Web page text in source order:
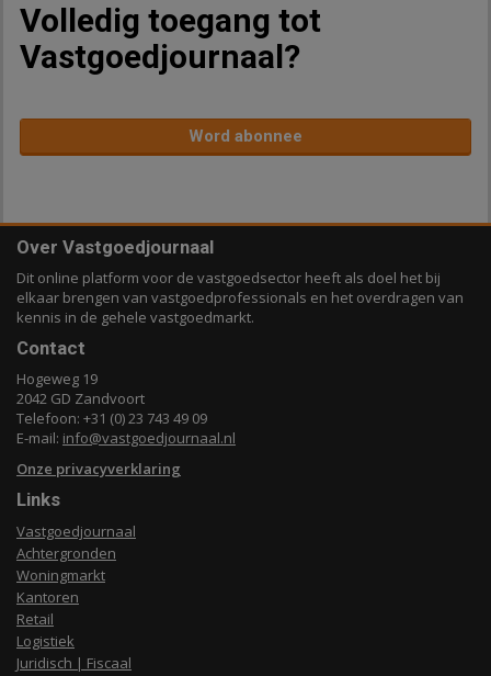
Volledig toegang tot
Vastgoedjournaal?
Word abonnee
Over Vastgoedjournaal
Dit online platform voor de vastgoedsector heeft als doel het bij
elkaar brengen van vastgoedprofessionals en het overdragen van
kennis in de gehele vastgoedmarkt.
Contact
Hogeweg 19
2042 GD Zandvoort
Telefoon: +31 (0) 23 743 49 09
E-mail: info@vastgoedjournaal.nl
Onze privacyverklaring
Links
Vastgoedjournaal
Achtergronden
Woningmarkt
Kantoren
Retail
Logistiek
Juridisch | Fiscaal